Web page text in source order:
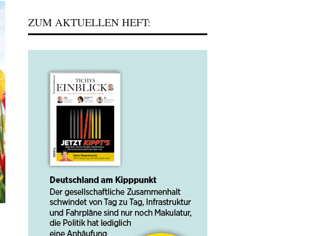
ZUM AKTUELLEN HEFT: